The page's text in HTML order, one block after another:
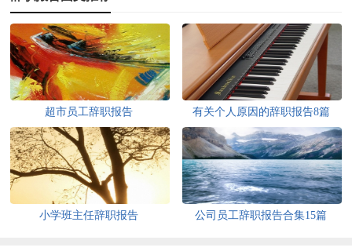
超市员工辞职报告 有关个人原因的辞职报告8篇
小学班主任辞职报告 公司员工辞职报告合集15篇